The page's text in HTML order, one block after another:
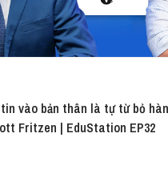
vào bản thân là tự từ bỏ
Fritzen | EduStation EP32